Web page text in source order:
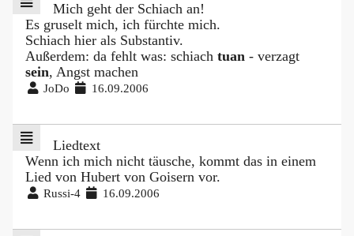
Mich geht der Schiach an!
Es gruselt mich, ich fürchte mich.
Schiach hier als Substantiv.
Außerdem: da fehlt was: schiach tuan - verzagt
sein, Angst machen
JoDo 16.09.2006
Liedtext
Wenn ich mich nicht täusche, kommt das in einem
Lied von Hubert von Goisern vor.
Russi-4 16.09.2006